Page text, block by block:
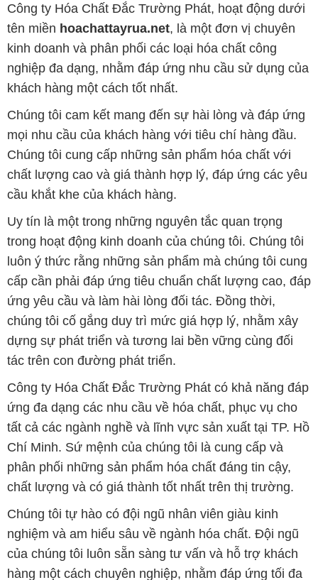
Công ty Hóa Chất Đắc Trường Phát, hoạt động dưới
tên miền hoachattayrua.net, là một đơn vị chuyên
kinh doanh và phân phối các loại hóa chất công
nghiệp đa dạng, nhằm đáp ứng nhu cầu sử dụng của
khách hàng một cách tốt nhất.
Chúng tôi cam kết mang đến sự hài lòng và đáp ứng
mọi nhu cầu của khách hàng với tiêu chí hàng đầu.
Chúng tôi cung cấp những sản phẩm hóa chất với
chất lượng cao và giá thành hợp lý, đáp ứng các yêu
cầu khắt khe của khách hàng.
Uy tín là một trong những nguyên tắc quan trọng
trong hoạt động kinh doanh của chúng tôi. Chúng tôi
luôn ý thức rằng những sản phẩm mà chúng tôi cung
cấp cần phải đáp ứng tiêu chuẩn chất lượng cao, đáp
ứng yêu cầu và làm hài lòng đối tác. Đồng thời,
chúng tôi cố gắng duy trì mức giá hợp lý, nhằm xây
dựng sự phát triển và tương lai bền vững cùng đối
tác trên con đường phát triển.
Công ty Hóa Chất Đắc Trường Phát có khả năng đáp
ứng đa dạng các nhu cầu về hóa chất, phục vụ cho
tất cả các ngành nghề và lĩnh vực sản xuất tại TP. Hồ
Chí Minh. Sứ mệnh của chúng tôi là cung cấp và
phân phối những sản phẩm hóa chất đáng tin cậy,
chất lượng và có giá thành tốt nhất trên thị trường.
Chúng tôi tự hào có đội ngũ nhân viên giàu kinh
nghiệm và am hiểu sâu về ngành hóa chất. Đội ngũ
của chúng tôi luôn sẵn sàng tư vấn và hỗ trợ khách
hàng một cách chuyên nghiệp, nhằm đáp ứng tối đa